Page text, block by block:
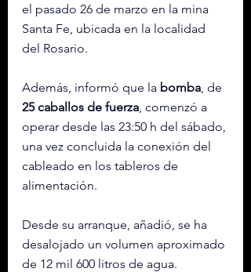
el pasado 26 de marzo en la mina
Santa Fe, ubicada en la localidad
del Rosario.
Además, informó que la bomba , de
25 caballos de fuerza , comenzó a
operar desde las 23:50 h del sábado,
una vez concluida la conexión del
cableado en los tableros de
alimentación.
Desde su arranque, añadió, se ha
desalojado un volumen aproximado
de 12 mil 600 litros de agua.